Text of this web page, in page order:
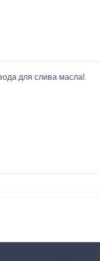
для слива масла!